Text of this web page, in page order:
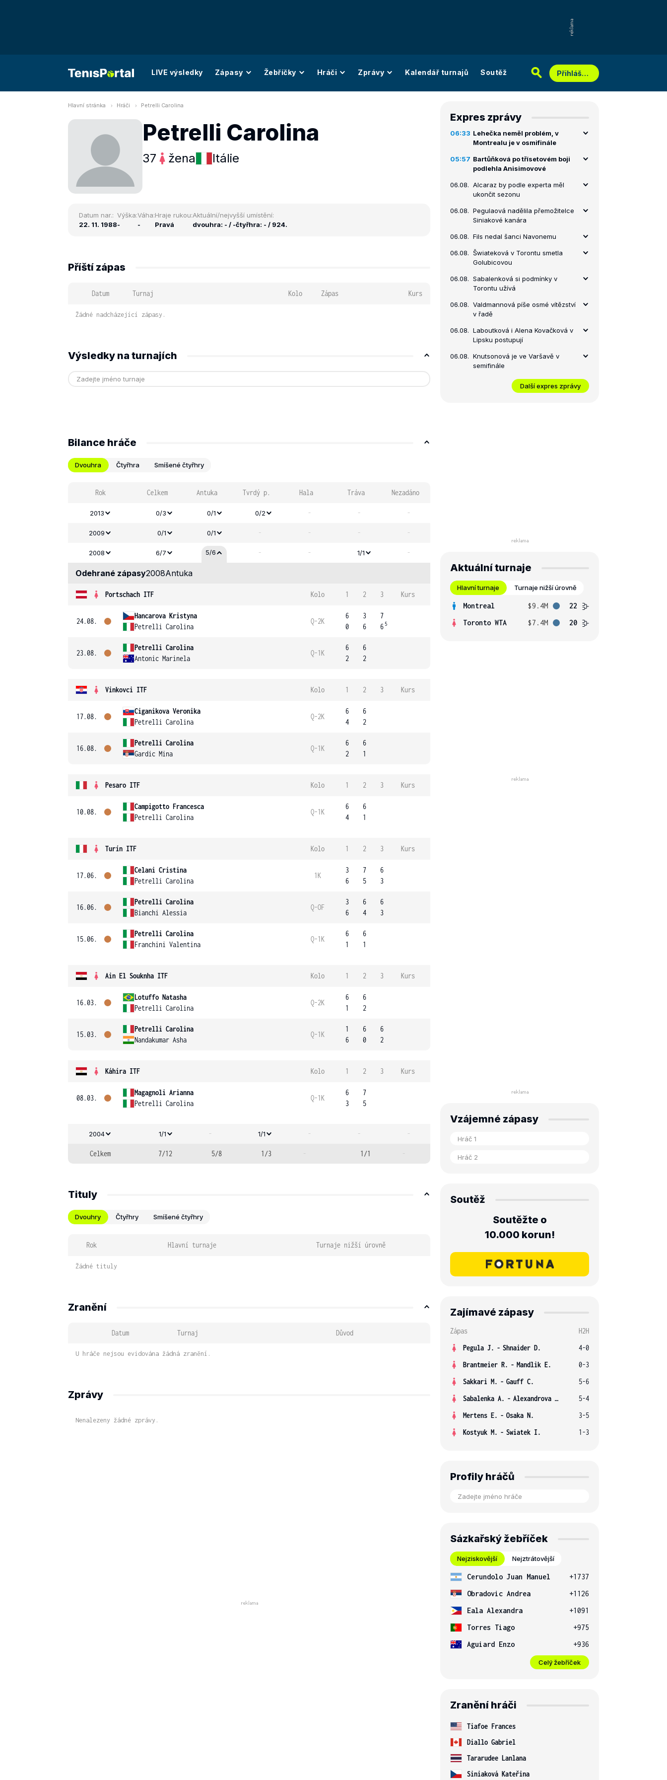
LIVE výsledky Zápasy Žebříčky Hráči Zprávy Kalendář turnajů Soutěž Přihlášení
Hlavní stránka Hráči Petrelli Carolina
Petrelli Carolina
37 žena Itálie
Datum nar.:
22. 11. 1988
Výška:
-
Váha:
-
Hraje rukou:
Pravá
Aktuální/nejvyšší umístění:
dvouhra: - / -čtyřhra: - / 924.
Příští zápas
Datum Turnaj Kolo Zápas Kurs
Žádné nadcházející zápasy.
Výsledky na turnajích
Bilance hráče
Dvouhra Čtyřhra Smíšené čtyřhry
Rok Celkem Antuka Tvrdý p. Hala Tráva Nezadáno
2013 0/3 0/1 0/2 - - -
2009 0/1 0/1 - - - -
2008 6/7 5/6 - - 1/1 -
Odehrané zápasy2008Antuka
Portschach ITF Kolo 1 2 3 Kurs
24.08.
Hancarova Kristyna
Petrelli Carolina
Q-2K
6
0
3
6
7
6 5
23.08.
Petrelli Carolina
Antonic Marinela
Q-1K
6
2
6
2
Vinkovci ITF Kolo 1 2 3 Kurs
17.08.
Ciganikova Veronika
Petrelli Carolina
Q-2K
6
4
6
2
16.08.
Petrelli Carolina
Gardic Mina
Q-1K
6
2
6
1
Pesaro ITF Kolo 1 2 3 Kurs
10.08.
Campigotto Francesca
Petrelli Carolina
Q-1K
6
4
6
1
Turín ITF Kolo 1 2 3 Kurs
17.06.
Celani Cristina
Petrelli Carolina
1K
3
6
7
5
6
3
16.06.
Petrelli Carolina
Bianchi Alessia
Q-OF
3
6
6
4
6
3
15.06.
Petrelli Carolina
Franchini Valentina
Q-1K
6
1
6
1
Ain El Souknha ITF Kolo 1 2 3 Kurs
16.03.
Lotuffo Natasha
Petrelli Carolina
Q-2K
6
1
6
2
15.03.
Petrelli Carolina
Nandakumar Asha
Q-1K
1
6
6
0
6
2
Káhira ITF Kolo 1 2 3 Kurs
08.03.
Magagnoli Arianna
Petrelli Carolina
Q-1K
6
3
7
5
2004 1/1 - 1/1 - - -
Celkem 7/12 5/8 1/3 - 1/1 -
Tituly
Dvouhry Čtyřhry Smíšené čtyřhry
Rok Hlavní turnaje Turnaje nižší úrovně
Žádné tituly
Zranění
Datum Turnaj Důvod
U hráče nejsou evidována žádná zranění.
Zprávy
Nenalezeny žádné zprávy.
Expres zprávy
06:33 Lehečka neměl problém, v
Montrealu je v osmifinále
05:57 Bartůňková po třísetovém boji
podlehla Anisimovové
06.08. Alcaraz by podle experta měl
ukončit sezonu
06.08. Pegulaová nadělila přemožitelce
Siniakové kanára
06.08. Fils nedal šanci Navonemu
06.08. Šwiateková v Torontu smetla
Golubicovou
06.08. Sabalenková si podmínky v
Torontu užívá
06.08. Valdmannová píše osmé vítězství
v řadě
06.08. Laboutková i Alena Kovačková v
Lipsku postupují
06.08. Knutsonová je ve Varšavě v
semifinále
Další expres zprávy
Aktuální turnaje
Hlavní turnaje Turnaje nižší úrovně
Montreal $9.4M
22
Toronto WTA
$7.4M 20
Vzájemné zápasy
Soutěž
Soutěžte o
10.000 korun!
Zajímavé zápasy
Zápas
H2H
Pegula J. - Shnaider D.
4-0
Brantmeier R. - Mandlik E.
0-3
Sakkari M. - Gauff C.
5-6
Sabalenka A. - Alexandrova E.
5-4
Mertens E. - Osaka N.
3-5
Kostyuk M. - Swiatek I. 1-3
Profily hráčů
Sázkařský žebříček
Nejziskovější Nejztrátovější
Cerundolo Juan Manuel
+1737
Obradovic Andrea
+1126
Eala Alexandra
+1091
Torres Tiago
+975
Aguiard Enzo
+936
Celý žebříček
Zranění hráči
Tiafoe Frances
Diallo Gabriel
Tararudee Lanlana
Siniaková Kateřina